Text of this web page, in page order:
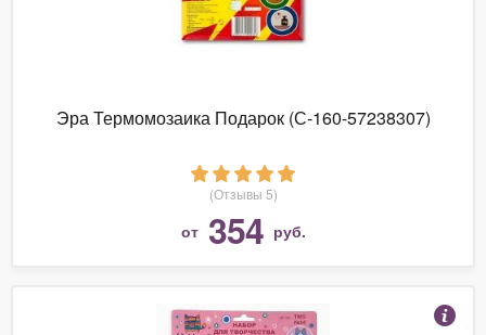
Эра Термомозаика Подарок (С-160-57238307)
(Отзывы 5)
от 354 руб.